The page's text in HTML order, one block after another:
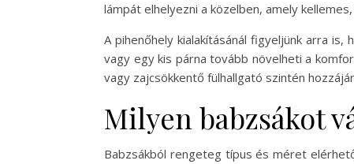
lámpát elhelyezni a közelben, amely
A pihenőhely kialakításánál figyeljünk arra
vagy egy kis párna tovább növelheti a
vagy zajcsökkentő fülhallgató szintén
Milyen babzsákot
Babzsákból rengeteg típus és méret